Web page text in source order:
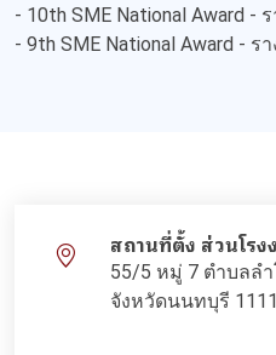
- 10th SME National Award -
- 9th SME National Award - ร
สถานที่ตั้ง ส่วนโรง
55/5 หมู่ 7 ตำบลล
จังหวัดนนทบุรี